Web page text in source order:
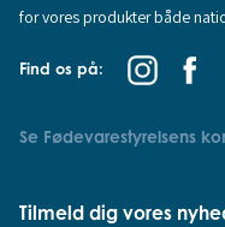
for vores produkter både
Find os på:
Se Fødevarestyrelsens
Tilmeld dig vores